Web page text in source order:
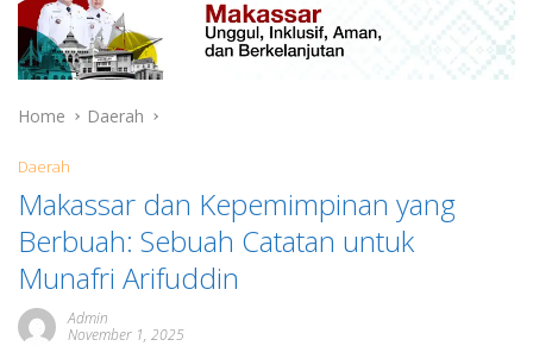
Home Daerah
Daerah
Makassar dan Kepemimpinan yang
Berbuah: Sebuah Catatan untuk
Munafri Arifuddin
Admin
November 1, 2025